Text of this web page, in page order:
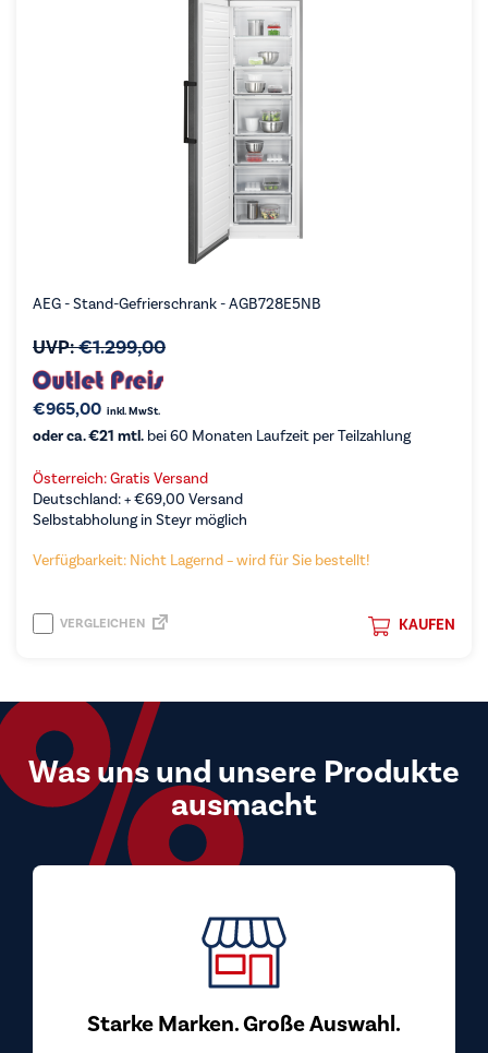
AEG - Stand-Gefrierschrank - AGB728E5NB
UVP:€1.299,00
€965,00 inkl. MwSt.
oder ca. €21 mtl. bei 60 Monaten Laufzeit per Teilzahlung
Österreich: Gratis Versand
Deutschland: +€69,00 Versand
Selbstabholung in Steyr möglich
Verfügbarkeit: Nicht Lagernd – wird für Sie bestellt!
KAUFEN
VERGLEICHEN
Was uns und unsere Produkte
ausmacht
Starke Marken. Große Auswahl.